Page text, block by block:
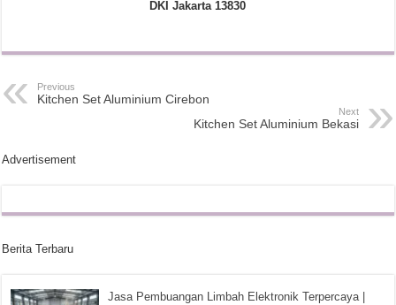
DKI Jakarta 13830
Previous
Kitchen Set Aluminium Cirebon
Next
Kitchen Set Aluminium Bekasi
Advertisement
Berita Terbaru
Jasa Pembuangan Limbah Elektronik Terpercaya |